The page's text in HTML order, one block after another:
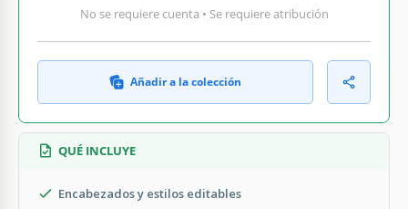
No se requiere cuenta • Se requiere atribución
Añadir a la colección
QUÉ INCLUYE
Encabezados y estilos editables